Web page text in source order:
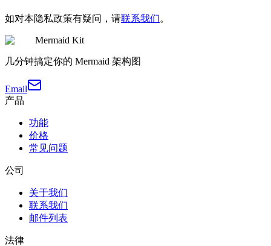
如对本隐私政策有疑问，请联系我们。
Mermaid Kit
几分钟搞定你的 Mermaid 架构图
Email
产品
功能
价格
常见问题
公司
关于我们
联系我们
邮件列表
法律